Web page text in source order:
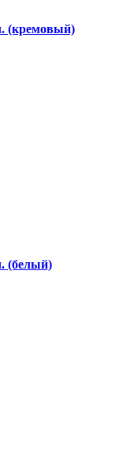
(кремовый)
(белый)